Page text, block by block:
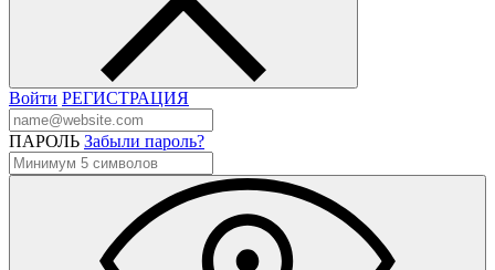
Войти РЕГИСТРАЦИЯ
ПАРОЛЬ Забыли пароль?